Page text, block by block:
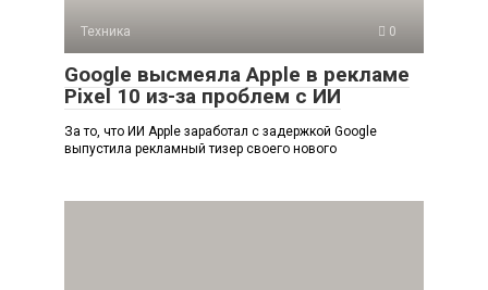
Техника 0
Google высмеяла Apple в рекламе
Pixel 10 из-за проблем с ИИ
За то, что ИИ Apple заработал с задержкой Google
выпустила рекламный тизер своего нового